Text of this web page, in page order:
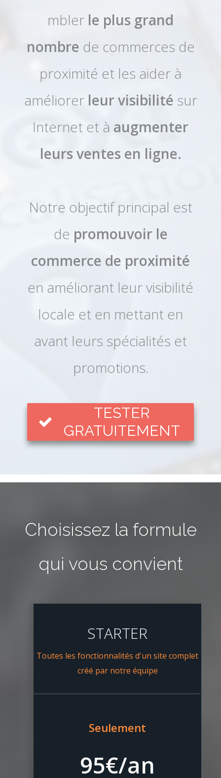
mbler le plus grand
nombre de commerces de
proximité et les aider à
améliorer leur visibilité sur
Internet et à augmenter
leurs ventes en ligne.
Notre objectif principal est
de promouvoir le
commerce de proximité
en améliorant leur visibilité
locale et en mettant en
avant leurs spécialités et
promotions.
TESTER
GRATUITEMENT
Choisissez la formule
qui vous convient
STARTER
Toutes les fonctionnalités d'un site complet
créé par notre équipe
Seulement
95€/an